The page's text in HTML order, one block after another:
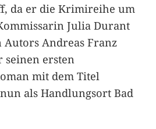
da er die Krimireihe um
Julia Durant
Autors Andreas Franz
ersten
mit dem Titel
als Handlungsort Bad